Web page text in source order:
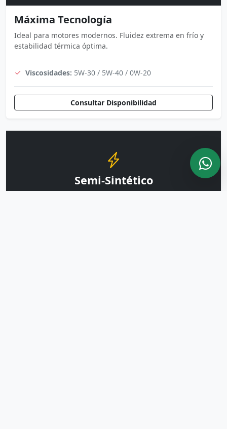
Máxima Tecnología
Ideal para motores modernos. Fluidez extrema en frío y
estabilidad térmica óptima.
Viscosidades: 5W-30 / 5W-40 / 0W-20
Consultar Disponibilidad
Semi-Sintético